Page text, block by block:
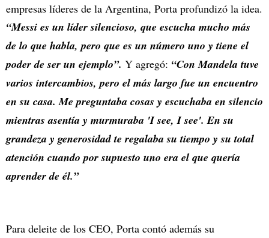
empresas líderes de la Argentina, Porta profundizó la idea.
“Messi es un líder silencioso, que escucha mucho más
de lo que habla, pero que es un número uno y tiene el
poder de ser un ejemplo”. Y agregó: “Con Mandela tuve
varios intercambios, pero el más largo fue un encuentro
en su casa. Me preguntaba cosas y escuchaba en silencio
mientras asentía y murmuraba 'I see, I see'. En su
grandeza y generosidad te regalaba su tiempo y su total
atención cuando por supuesto uno era el que quería
aprender de él.”
Para deleite de los CEO, Porta contó además su